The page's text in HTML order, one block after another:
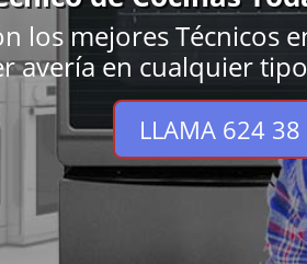
los mejores Técnicos
avería en cualquier
LLAMA 624